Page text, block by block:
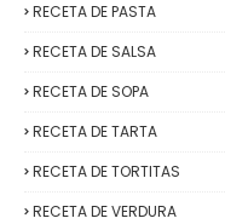
RECETA DE PASTA
RECETA DE SALSA
RECETA DE SOPA
RECETA DE TARTA
RECETA DE TORTITAS
RECETA DE VERDURA